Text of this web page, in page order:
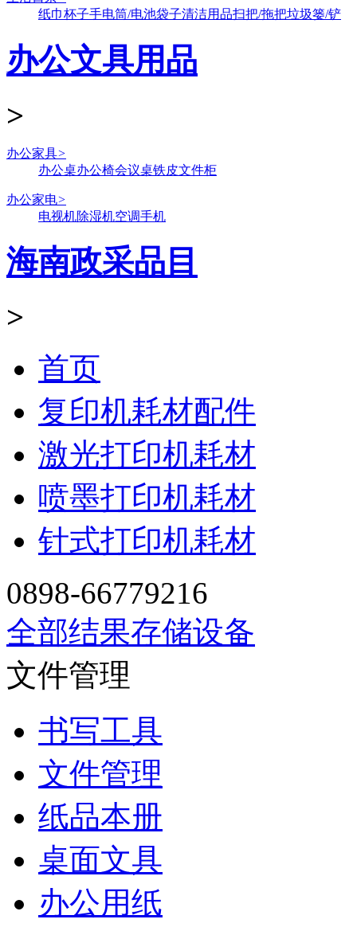
纸巾杯子手电筒/电池袋子清洁用品扫把/拖把垃圾篓/铲
办公文具用品
>
办公家具>
办公桌办公椅会议桌铁皮文件柜
办公家电>
电视机除湿机空调手机
海南政采品目
>
首页
复印机耗材配件
激光打印机耗材
喷墨打印机耗材
针式打印机耗材
0898-66779216
全部结果存储设备
文件管理
书写工具
文件管理
纸品本册
桌面文具
办公用纸